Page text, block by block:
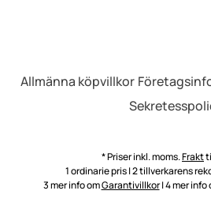
Allmänna köpvillkor
* Priser inkl. moms.Frakt
1 ordinarie pris | 2 tillverkarens
3 mer info omGarantivillkor| 4 mer info